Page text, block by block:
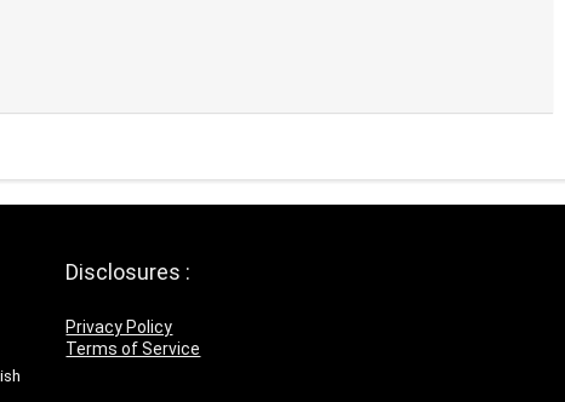
Disclosures :
Privacy Policy
Terms of Service